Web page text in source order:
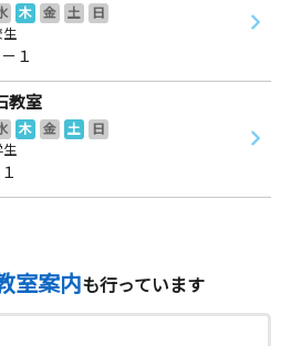
木 金 土
日
生
１
教室
木 金 土
日
生
室案内も行っています